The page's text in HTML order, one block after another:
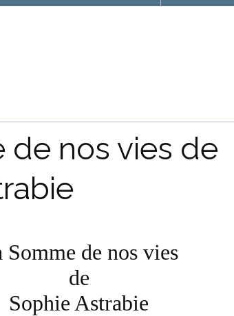
de nos vies de
Somme de nos vies
de
Sophie Astrabie